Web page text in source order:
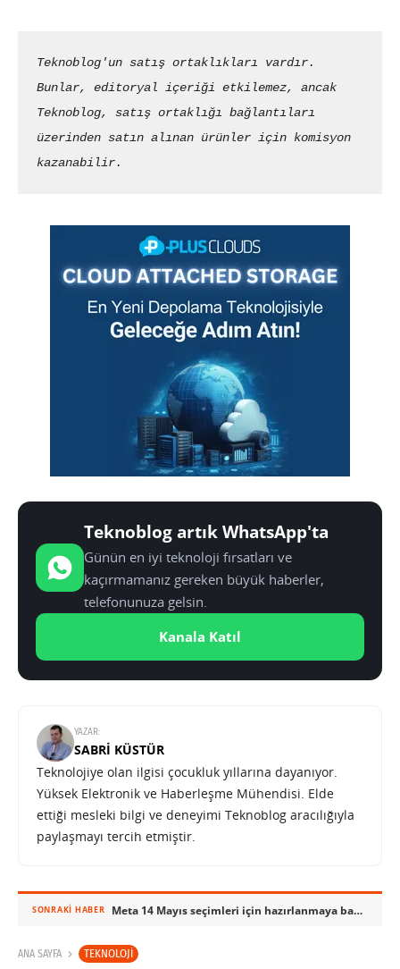
Teknoblog'un satış ortaklıkları vardır.
Bunlar, editoryal içeriği etkilemez, ancak
Teknoblog, satış ortaklığı bağlantıları
üzerinden satın alınan ürünler için komisyon
kazanabilir.
Teknoblog artık WhatsApp'ta
Günün en iyi teknoloji fırsatları ve
kaçırmamanız gereken büyük haberler,
telefonunuza gelsin.
Kanala Katıl
YAZAR:
SABRI KÜSTÜR
Teknolojiye olan ilgisi çocukluk yıllarına dayanıyor.
Yüksek Elektronik ve Haberleşme Mühendisi. Elde
ettiği mesleki bilgi ve deneyimi Teknoblog aracılığıyla
paylaşmayı tercih etmiştir.
SONRAKI HABER Meta 14 Mayıs seçimleri için hazırlanmaya başladı
ANA SAYFA TEKNOLOJI